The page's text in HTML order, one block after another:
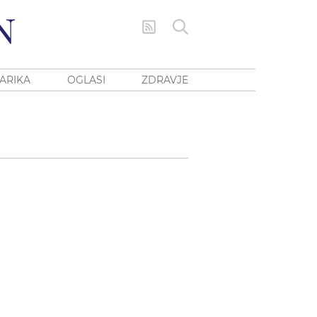
OGLASI ZDRAVJE